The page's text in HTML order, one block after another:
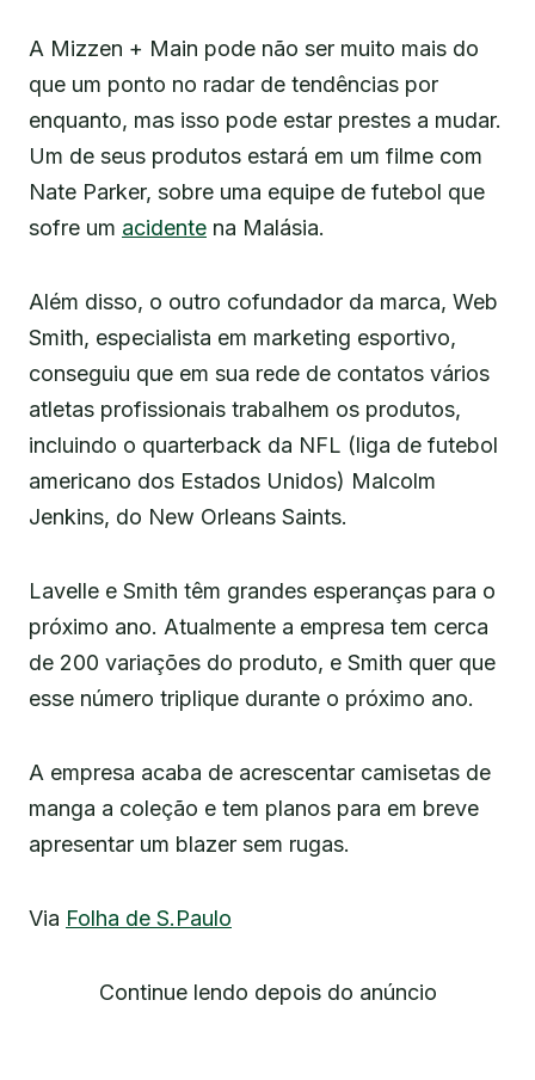
A Mizzen + Main pode não ser muito mais do
que um ponto no radar de tendências por
enquanto, mas isso pode estar prestes a mudar.
Um de seus produtos estará em um filme com
Nate Parker, sobre uma equipe de futebol que
sofre um acidente na Malásia.
Além disso, o outro cofundador da marca, Web
Smith, especialista em marketing esportivo,
conseguiu que em sua rede de contatos vários
atletas profissionais trabalhem os produtos,
incluindo o quarterback da NFL (liga de futebol
americano dos Estados Unidos) Malcolm
Jenkins, do New Orleans Saints.
Lavelle e Smith têm grandes esperanças para o
próximo ano. Atualmente a empresa tem cerca
de 200 variações do produto, e Smith quer que
esse número triplique durante o próximo ano.
A empresa acaba de acrescentar camisetas de
manga a coleção e tem planos para em breve
apresentar um blazer sem rugas.
Via Folha de S.Paulo
Continue lendo depois do anúncio